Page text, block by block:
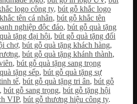
logo công ty, bút gỗ khắc logo
tên cá nhân, bút gỗ khắc tên
nghiệp độc đáo, bút gỗ quà tặng
tặng đại hội, bút gỗ quà tặng đối
chợ, bút gỗ quà tặng khách hàng,
, bút gỗ quà tặng khánh thành,
, bút gỗ quà tặng sang trọng
tặng sếp, bút gỗ quà tặng sự
tế, bút gỗ quà tặng tri ân, bút gỗ
, bút gỗ sang trọng, bút gỗ tặng hội
VIP, bút gỗ thương hiệu công ty.